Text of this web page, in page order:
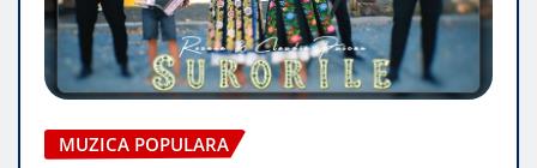
MUZICA POPULARA